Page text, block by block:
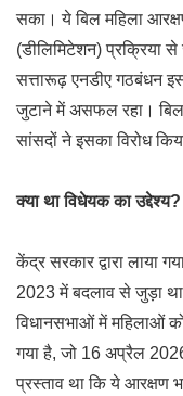
सका। ये बिल महिला
(डीलिमिटेशन) प्रक्रिया
सत्तारूढ़ एनडीए गठबंधन
जुटाने में असफल रहा।
सांसदों ने इसका विरोध
क्या था विधेयक का उद्देश्य?
केंद्र सरकार द्वारा लाया
2023 में बदलाव से जुड़ा
विधानसभाओं में महिलाओं
गया है, जो 16 अप्रैल
प्रस्ताव था कि ये आरक्षण